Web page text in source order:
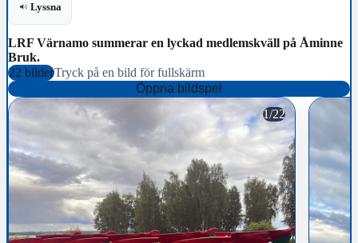
Lyssna
LRF Värnamo summerar en lyckad medlemskväll på Åminne
Bruk.
22 bilderTryck på en bild för fullskärm
Öppna bildspel
1/22